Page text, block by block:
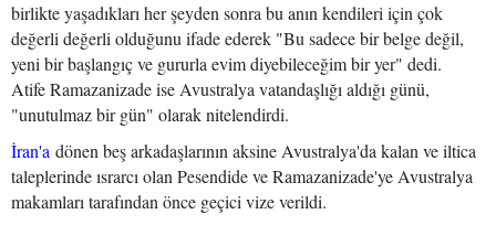
birlikte yaşadıkları her şeyden sonra bu anın kendileri için çok
değerli değerli olduğunu ifade ederek "Bu sadece bir belge değil,
yeni bir başlangıç ve gururla evim diyebileceğim bir yer" dedi.
Atife Ramazanizade ise Avustralya vatandaşlığı aldığı günü,
"unutulmaz bir gün" olarak nitelendirdi.
İran'a dönen beş arkadaşlarının aksine Avustralya'da kalan ve iltica
taleplerinde ısrarcı olan Pesendide ve Ramazanizade'ye Avustralya
makamları tarafından önce geçici vize verildi.